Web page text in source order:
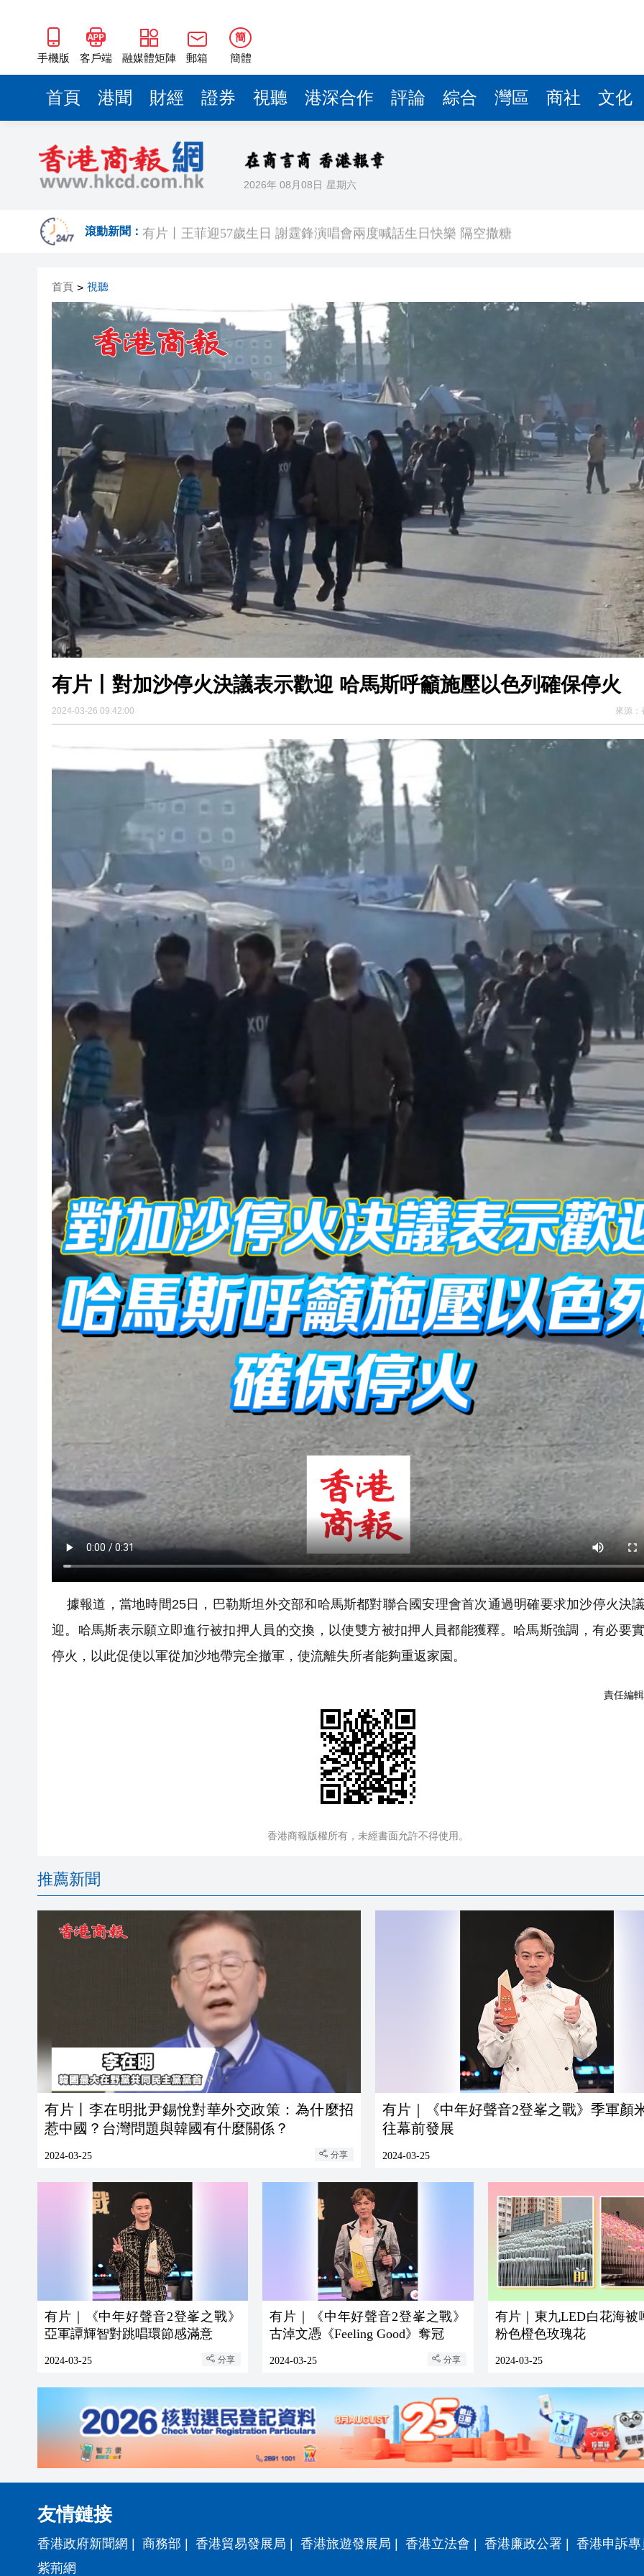
手機版 客戶端 融媒體矩陣 郵箱
簡
簡體
首頁 港聞 財經 證券 視聽 港深合作 評論 綜合 灣區 商社 文化
2026年 08月08日 星期六
滾動新聞： 有片丨王菲迎57歲生日 謝霆鋒演唱會兩度喊話生日快樂 隔空撒糖
有片丨星爺媽咪現身《功夫女足》謝票場 親切揮手力挺兒子
有片丨迪麗熱巴驚喜現身香港 高馬尾配白T 美麗明豔
超萬名「嘗鮮客」赴河源萬綠湖，在湖光山色間大飽「口福+眼福」
央媒省媒灣區媒體採風團走進河源
首頁 > 視聽
有片丨對加沙停火決議表示歡迎 哈馬斯呼籲施壓以色列確保停火
2024-03-26 09:42:00 來源：
據報道，當地時間25日，巴勒斯坦外交部和哈馬斯都對聯合國安理會首次通過明確要求加沙停火決
迎。哈馬斯表示願立即進行被扣押人員的交換，以使雙方被扣押人員都能獲釋。哈馬斯強調，有必要
停火，以此促使以軍從加沙地帶完全撤軍，使流離失所者能夠重返家園。
責任編
香港商報版權所有，未經書面允許不得使用。
推薦新聞
有片丨李在明批尹錫悅對華外交政策：為什麼招
惹中國？台灣問題與韓國有什麼關係？
2024-03-25 分享
有片｜《中年好聲音2登峯之戰》季軍顏
往幕前發展
2024-03-25
有片｜《中年好聲音2登峯之戰》
亞軍譚輝智對跳唱環節感滿意
2024-03-25 分享
有片｜《中年好聲音2登峯之戰》
古淖文憑《Feeling Good》奪冠
2024-03-25 分享
有片｜東九LED白花海被
粉色橙色玫瑰花
2024-03-25
友情鏈接
香港政府新聞網 商務部 香港貿易發展局 香港旅遊發展局 香港立法會 香港廉政公署
香港申訴
紫荊網